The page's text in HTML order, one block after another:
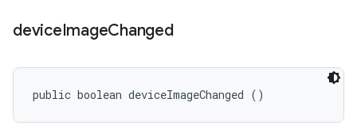
deviceImageChanged
public boolean deviceImageChanged ()